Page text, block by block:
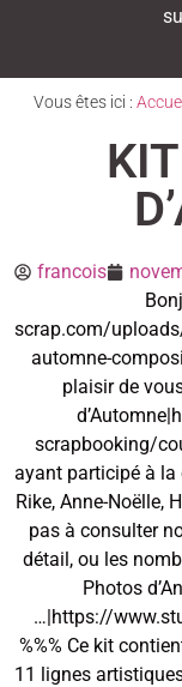
Vous êtes ici :
francois
scrap.com/
automne-
plaisir de
scrapbooking/
ayant participé à la
Rike, Anne-Noëlle,
pas à consulter
détail, ou les
Photos
…|https://
%%% Ce kit
11 lignes